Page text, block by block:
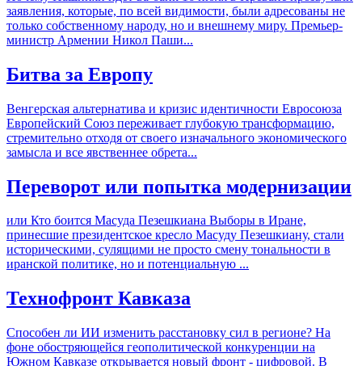
заявления, которые, по всей видимости, были адресованы не
только собственному народу, но и внешнему миру. Премьер-
министр Армении Никол Паши...
Битва за Европу
Венгерская альтернатива и кризис идентичности Евросоюза
Европейский Союз переживает глубокую трансформацию,
стремительно отходя от своего изначального экономического
замысла и все явственнее обрета...
Переворот или попытка модернизации
или Кто боится Масуда Пезешкиана Выборы в Иране,
принесшие президентское кресло Масуду Пезешкиану, стали
историческими, сулящими не просто смену тональности в
иранской политике, но и потенциальную ...
Технофронт Кавказа
Способен ли ИИ изменить расстановку сил в регионе? На
фоне обостряющейся геополитической конкуренции на
Южном Кавказе открывается новый фронт - цифровой. В